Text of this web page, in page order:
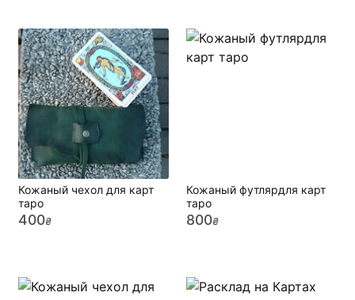
Кожаный чехол для карт
таро
400₴
Кожаный футлярдля карт
таро
800₴